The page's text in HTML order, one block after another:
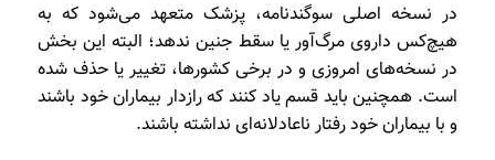
در نسخه اصلی سوگندنامه، پزشک متعهد می‌شود که به
هیچ‌کس داروی مرگ‌آور یا سقط جنین ندهد؛ البته این بخش
در نسخه‌های امروزی و در برخی کشورها، تغییر یا حذف شده
است. همچنین باید قسم یاد کنند که رازدار بیماران خود باشند
و با بیماران خود رفتار ناعادلانه‌ای نداشته باشند.